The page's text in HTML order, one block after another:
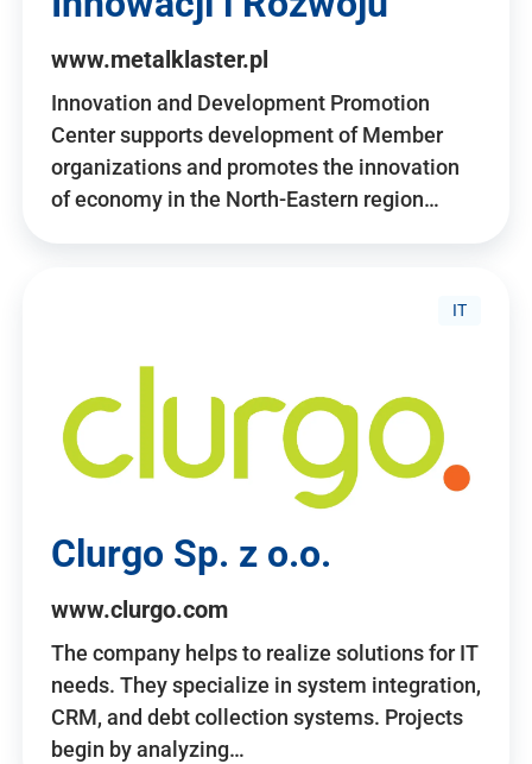
www.metalklaster.pl
Innovation and Development Promotion
Center supports development of Member
organizations and promotes the innovation
of economy in the North-Eastern region…
IT
Clurgo Sp. z o.o.
www.clurgo.com
The company helps to realize solutions for IT
needs. They specialize in system integration,
CRM, and debt collection systems. Projects
begin by analyzing…